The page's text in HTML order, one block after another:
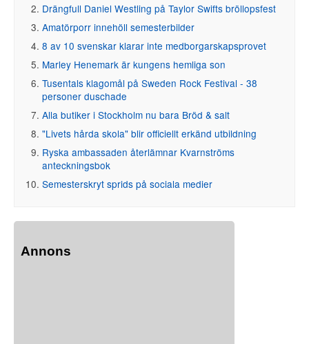
Drängfull Daniel Westling på Taylor Swifts bröllopsfest
Amatörporr innehöll semesterbilder
8 av 10 svenskar klarar inte medborgarskapsprovet
Marley Henemark är kungens hemliga son
Tusentals klagomål på Sweden Rock Festival - 38
personer duschade
Alla butiker i Stockholm nu bara Bröd & salt
"Livets hårda skola" blir officiellt erkänd utbildning
Ryska ambassaden återlämnar Kvarnströms
anteckningsbok
Semesterskryt sprids på sociala medier
Annons